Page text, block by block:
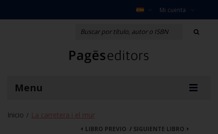
Mi cuenta
Menu
Inicio / La carretera i el mur
SIGUIENTE LIBRO
LIBRO PREVIO /